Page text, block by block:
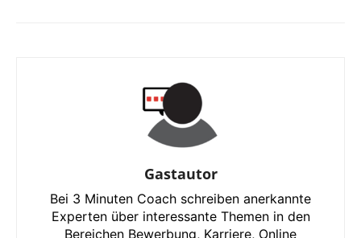
Gastautor
Bei 3 Minuten Coach schreiben anerkannte
Experten über interessante Themen in den
Bereichen Bewerbung, Karriere, Online